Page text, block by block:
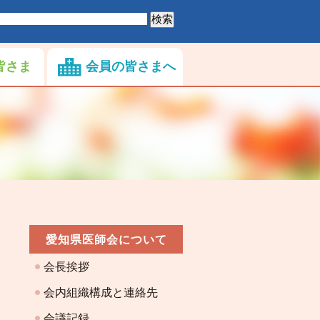
さま 会員の皆さまへ
愛知県医師会について
会長挨拶
会内組織構成と連絡先